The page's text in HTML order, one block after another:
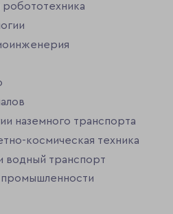
наземного транспорта
космическая техника
водный транспорт
промышленности